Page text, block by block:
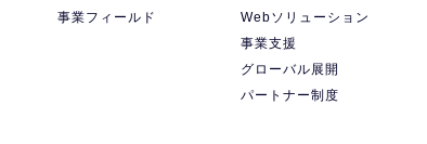
事業フィールド
Webソリューション
事業支援
グローバル展開
パートナー制度